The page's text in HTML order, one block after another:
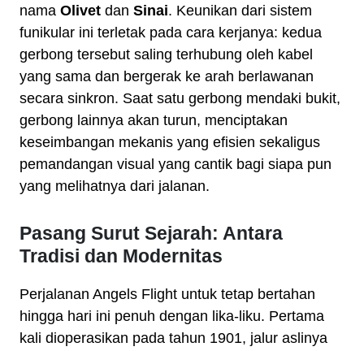
nama Olivet dan Sinai. Keunikan dari sistem
funikular ini terletak pada cara kerjanya: kedua
gerbong tersebut saling terhubung oleh kabel
yang sama dan bergerak ke arah berlawanan
secara sinkron. Saat satu gerbong mendaki bukit,
gerbong lainnya akan turun, menciptakan
keseimbangan mekanis yang efisien sekaligus
pemandangan visual yang cantik bagi siapa pun
yang melihatnya dari jalanan.
Pasang Surut Sejarah: Antara
Tradisi dan Modernitas
Perjalanan Angels Flight untuk tetap bertahan
hingga hari ini penuh dengan lika-liku. Pertama
kali dioperasikan pada tahun 1901, jalur aslinya